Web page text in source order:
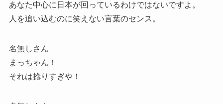
あなた中心に日本が回っているわけではないですよ。
人を追い込むのに笑えない言葉のセンス。
名無しさん
まっちゃん！
それは捻りすぎや！